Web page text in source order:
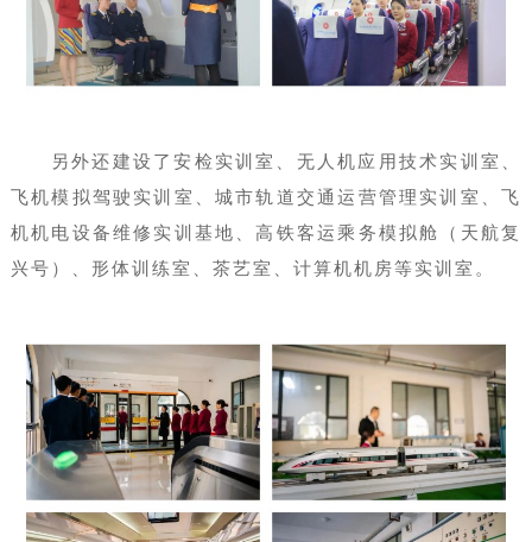
另外还建设了安检实训室、无人机应用技术实训室、
飞机模拟驾驶实训室、城市轨道交通运营管理实训室、飞
机机电设备维修实训基地、高铁客运乘务模拟舱（天航复
兴号）、形体训练室、茶艺室、计算机机房等实训室。